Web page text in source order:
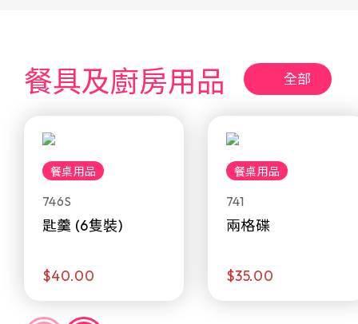
餐具及廚房用品 全部
餐桌用品
746S
匙羹 (6隻裝)
$40.00
餐桌用品
741
兩格碟
$35.00